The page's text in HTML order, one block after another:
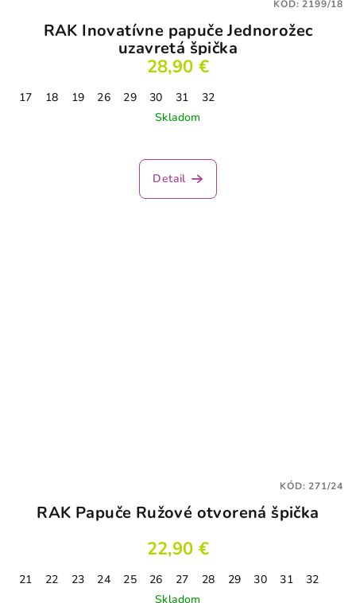
RAK Inovatívne papuče Jednorožec
uzavretá špička
28,90 €
17 18 19 26 29 30 31
32
Skladom
hodnotenie
produktu
Detail
KÓD:2199/18
RAK Papuče Ružové otvorená špička
22,90 €
21 22 23 24 25 26 27 28 29 30 31
32
Skladom
KÓD:271/24